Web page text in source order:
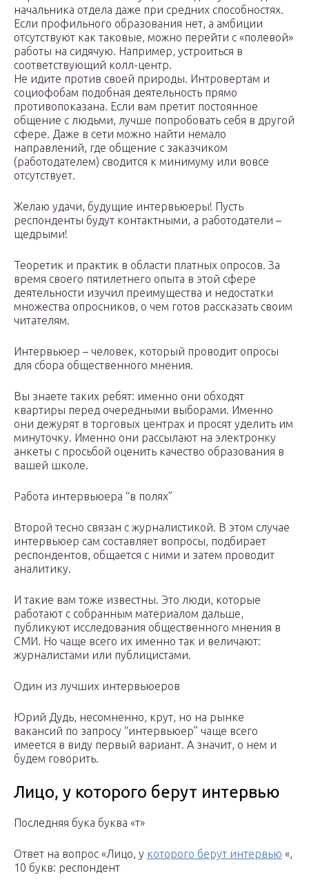
начальника отдела даже при средних способностях.
Если профильного образования нет, а амбиции
отсутствуют как таковые, можно перейти с «полевой»
работы на сидячую. Например, устроиться в
соответствующий колл-центр.
Не идите против своей природы. Интровертам и
социофобам подобная деятельность прямо
противопоказана. Если вам претит постоянное
общение с людьми, лучше попробовать себя в другой
сфере. Даже в сети можно найти немало
направлений, где общение с заказчиком
(работодателем) сводится к минимуму или вовсе
отсутствует.
Желаю удачи, будущие интервьюеры! Пусть
респонденты будут контактными, а работодатели –
щедрыми!
Теоретик и практик в области платных опросов. За
время своего пятилетнего опыта в этой сфере
деятельности изучил преимущества и недостатки
множества опросников, о чем готов рассказать своим
читателям.
Интервьюер – человек, который проводит опросы
для сбора общественного мнения.
Вы знаете таких ребят: именно они обходят
квартиры перед очередными выборами. Именно
они дежурят в торговых центрах и просят уделить им
минуточку. Именно они рассылают на электронку
анкеты с просьбой оценить качество образования в
вашей школе.
Работа интервьюера “в полях”
Второй тесно связан с журналистикой. В этом случае
интервьюер сам составляет вопросы, подбирает
респондентов, общается с ними и затем проводит
аналитику.
И такие вам тоже известны. Это люди, которые
работают с собранным материалом дальше,
публикуют исследования общественного мнения в
СМИ. Но чаще всего их именно так и величают:
журналистами или публицистами.
Один из лучших интервьюеров
Юрий Дудь, несомненно, крут, но на рынке
вакансий по запросу “интервьюер” чаще всего
имеется в виду первый вариант. А значит, о нем и
будем говорить.
Лицо, у которого берут интервью
Последняя бука буква «т»
Ответ на вопрос «Лицо, у которого берут интервью «,
10 букв: респондент